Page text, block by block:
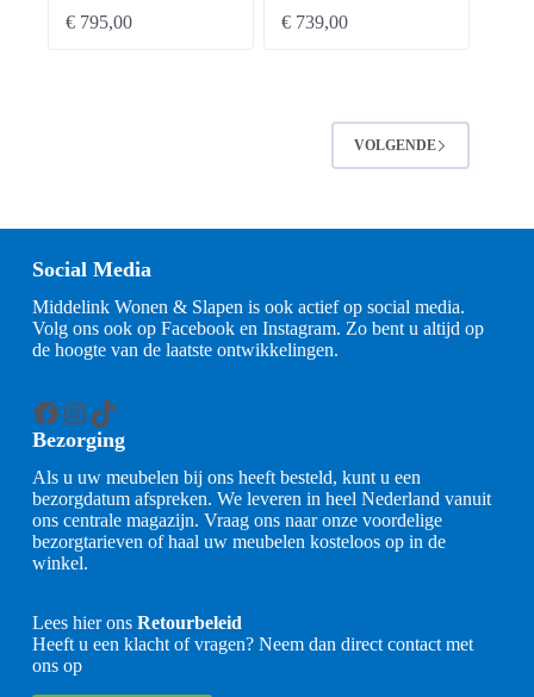
€795,00
€739,00
VOLGENDE
Social Media
Middelink Wonen & Slapen is ook actief op social media.
Volg ons ook op Facebook en Instagram. Zo bent u altijd op
de hoogte van de laatste ontwikkelingen.
Facebook
Instagram
TikTok
Bezorging
Als u uw meubelen bij ons heeft besteld, kunt u een
bezorgdatum afspreken. We leveren in heel Nederland vanuit
ons centrale magazijn. Vraag ons naar onze voordelige
bezorgtarieven of haal uw meubelen kosteloos op in de
winkel.
Lees hier ons Retourbeleid
Heeft u een klacht of vragen? Neem dan direct contact met
ons op